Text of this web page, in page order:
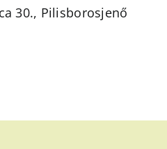
30., Pilisborosjenő